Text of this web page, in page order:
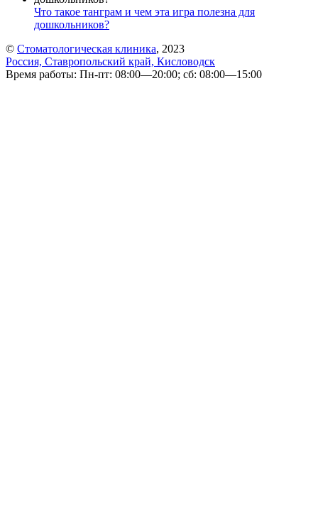
Что такое танграм и чем эта игра полезна для
дошкольников?
© Стоматологическая клиника, 2023
Россия, Ставропольский край, Кисловодск
Время работы: Пн-пт: 08:00—20:00; сб: 08:00—15:00